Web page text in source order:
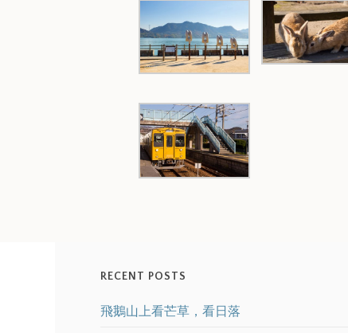
RECENT POSTS
飛鵝山上看芒草，看日落